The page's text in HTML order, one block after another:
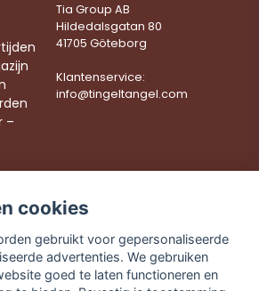
–
Tia Group AB
Hildedalsgatan 80
41705 Göteborg
Klantenservice:
info@tingeltangel.com
Snelle leveringen
Veilig winkelen
Gratis verzending
vanaf €49,90
cookies
gebruikt voor gepersonaliseerde
advertenties. We gebruiken
goed te laten functioneren en